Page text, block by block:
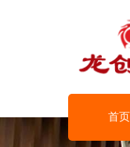
首页